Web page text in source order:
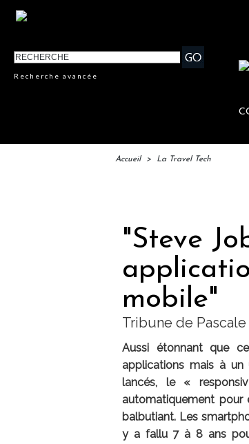
Recherche avancée
Accueil > La Travel Tech
"Steve
mobile"
Tribune de
Aussi étonnant que
applications mais à
lancés, le «
automatiquement pour
balbutiant. Les
y a fallu 7 à 8 ans